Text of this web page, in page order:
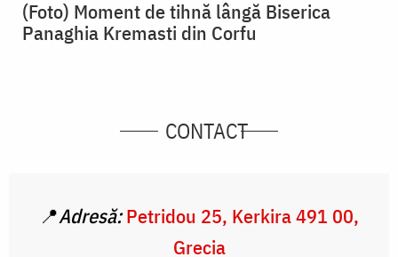
(Foto) Moment de tihnă lângă Biserica
Panaghia Kremasti din Corfu
CONTACT
📍Adresă: Petridou 25, Kerkira 491 00,
Grecia